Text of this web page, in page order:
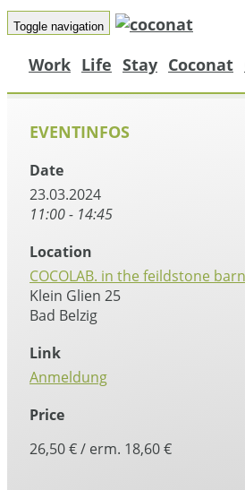
Toggle navigation
Work Life Stay Coconat
EVENTINFOS
Date
23.03.2024
11:00 - 14:45
Location
COCOLAB. in the feildstone
Klein Glien 25
Bad Belzig
Link
Anmeldung
Price
26,50 € / erm. 18,60 €